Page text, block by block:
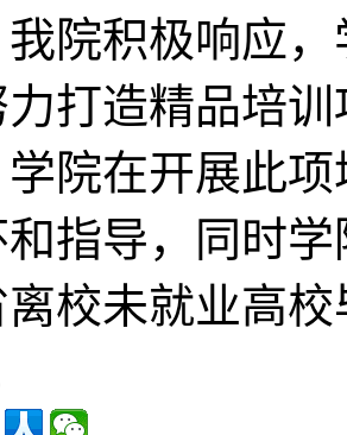
院积极响应
打造精品培
院在开展此
指导，同时
校未就业高